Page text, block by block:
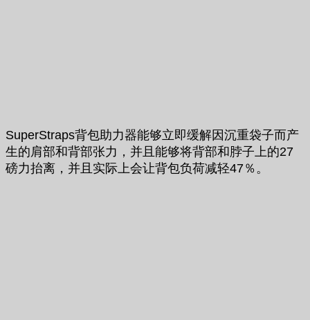
SuperStraps背包助力器能够立即缓解因沉重袋子而产
生的肩部和背部张力，并且能够将背部和脖子上的27
磅力抬离，并且实际上会让背包负荷减轻47％。